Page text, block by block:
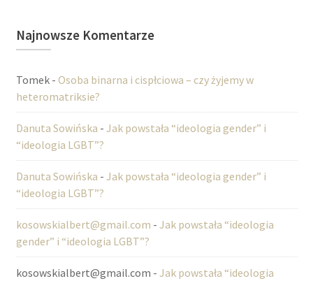
Najnowsze Komentarze
Tomek- Osoba binarna i cispłciowa – czy żyjemy w
heteromatriksie?
Danuta Sowińska - Jak powstała “ideologia gender” i
“ideologia LGBT”?
Danuta Sowińska - Jak powstała “ideologia gender” i
“ideologia LGBT”?
kosowskialbert@gmail.com - Jak powstała “ideologia
gender” i “ideologia LGBT”?
kosowskialbert@gmail.com - Jak powstała “ideologia